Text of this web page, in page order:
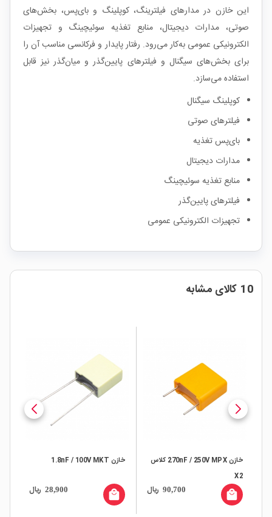
این خازن در مدارهای فیلترینگ، کوپلینگ و بای‌پس، بخش‌های
صوتی، مدارات دیجیتال، منابع تغذیه سوئیچینگ و تجهیزات
الکترونیکی عمومی به‌کار می‌رود. رفتار پایدار و فرکانسی مناسب آن را
برای بخش‌های سیگنال و فیلترهای پایین‌گذر و میان‌گذر نیز قابل
استفاده می‌سازد.
کوپلینگ سیگنال
فیلترهای صوتی
بای‌پس تغذیه
مدارات دیجیتال
منابع تغذیه سوئیچینگ
فیلترهای پایین‌گذر
تجهیزات الکترونیکی عمومی
10 کالای مشابه
خازن 270nF / 250V MPX کلاس
X2
90,700 ریال local_mall
خازن 1.8nF / 100V MKT
28,900 ریال local_mall